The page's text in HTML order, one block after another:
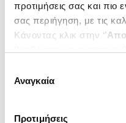
προτιμήσεις σας και πιο
σας περιήγηση, με τις
Κάνοντας κλικ στην ‘’
ενδιαφέρουν και να
συγκατάθεσης
Αναγκαία
Προτιμήσεις